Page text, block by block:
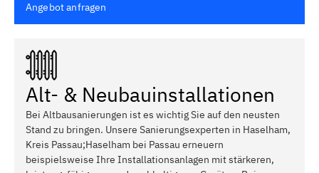
Angebot anfragen
Alt- & Neubauinstallationen
Bei Altbausanierungen ist es wichtig Sie auf den neusten
Stand zu bringen. Unsere Sanierungsexperten in Haselham,
Kreis Passau;Haselham bei Passau erneuern
beispielsweise Ihre Installationsanlagen mit stärkeren,